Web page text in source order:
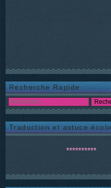
Recherche Rapide
Traduction et astuce écolo
**********